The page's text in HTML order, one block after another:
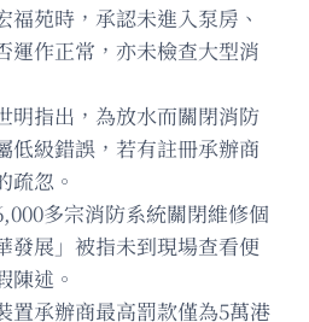
福苑時，承認未進入泵房、
運作正常，亦未檢查大型消
明指出，為放水而關閉消防
低級錯誤，若有註冊承辦商
疏忽。
多宗消防系統關閉維修個
發展」被指未到現場查看便
陳述。
置承辦商最高罰款僅為5萬港